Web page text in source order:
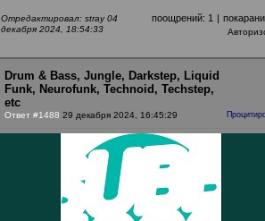
Отредактировал: stray 04
декабря 2024, 18:54:33
поощрений: 1 |
Drum & Bass, Jungle, Darkstep, Liquid
Funk, Neurofunk, Technoid, Techstep,
etc
Ответ #1488 29 декабря 2024, 16:45:29